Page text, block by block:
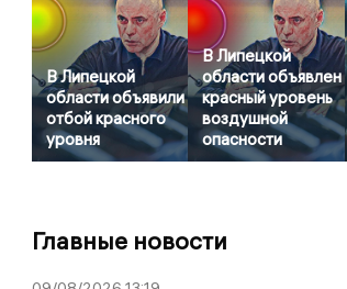
В Липецкой
области объявили
отбой красного
уровня
В Липецкой
области объявлен
красный уровень
воздушной
опасности
Главные новости